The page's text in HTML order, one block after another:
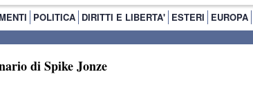
POLITICA DIRITTI E LIBERTA' ESTERI EUROPA
di Spike Jonze